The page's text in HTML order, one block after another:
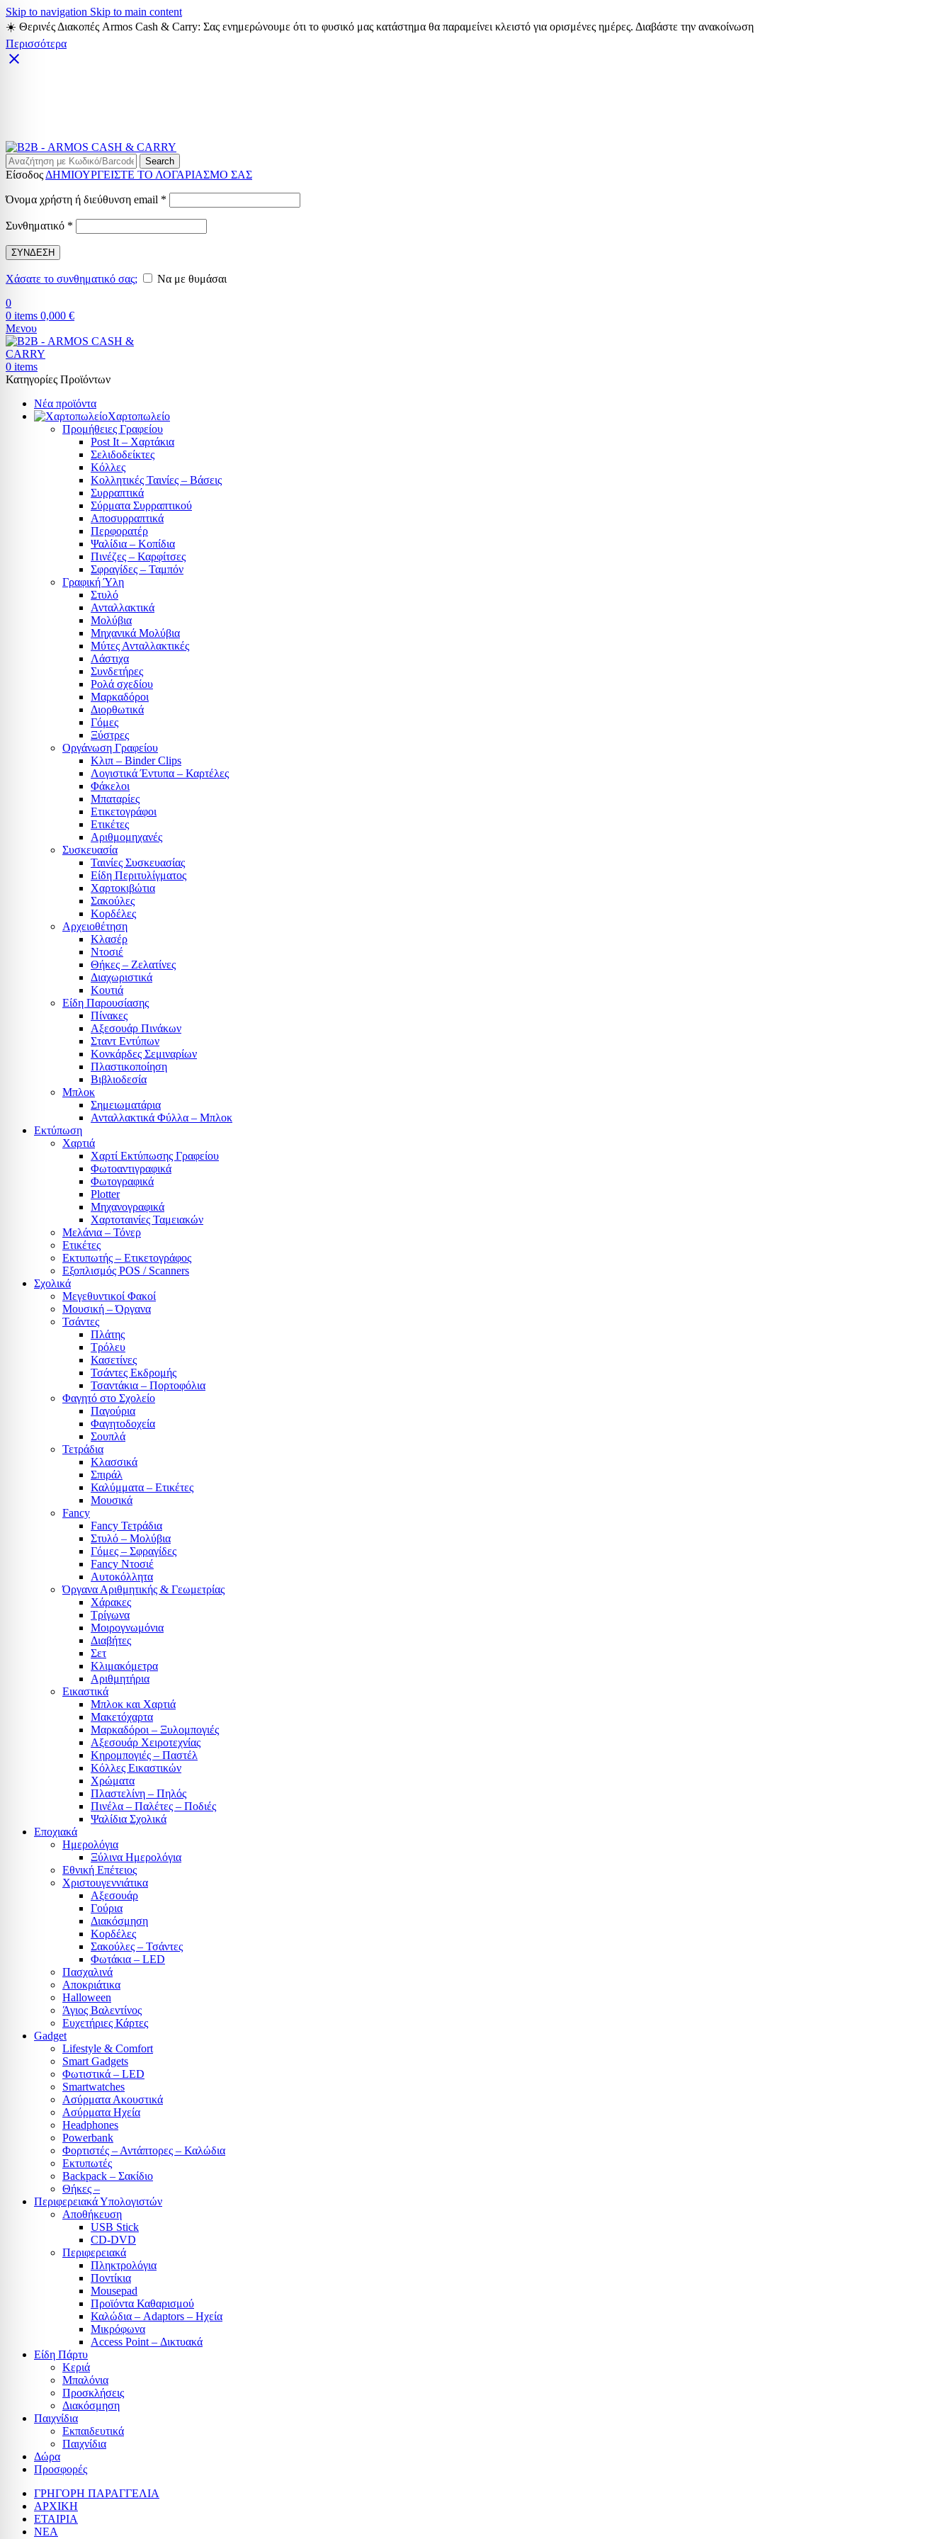
Skip to navigation Skip to main content
☀️ Θερινές Διακοπές Armos Cash & Carry: Σας ενημερώνουμε ότι το φυσικό μας κατάστημα θα παραμείνει κλειστό για ορισμένες ημέρες. Διαβάστε την ανακοίνωση
Περισσότερα
Search
Είσοδος ΔΗΜΙΟΥΡΓΕΙΣΤΕ ΤΟ ΛΟΓΑΡΙΑΣΜΟ ΣΑΣ
Όνομα χρήστη ή διεύθυνση email *
Συνθηματικό *
ΣΥΝΔΕΣΗ
Χάσατε το συνθηματικό σας;
Να με θυμάσαι
0
0 items 0,000 €
Μενου
0 items
Κατηγορίες Προϊόντων
Νέα προϊόντα
Χαρτοπωλείο
Προμήθειες Γραφείου
Post It – Χαρτάκια
Σελιδοδείκτες
Κόλλες
Κολλητικές Ταινίες – Βάσεις
Συρραπτικά
Σύρματα Συρραπτικού
Αποσυρραπτικά
Περφορατέρ
Ψαλίδια – Κοπίδια
Πινέζες – Καρφίτσες
Σφραγίδες – Ταμπόν
Γραφική Ύλη
Στυλό
Ανταλλακτικά
Μολύβια
Μηχανικά Μολύβια
Μύτες Ανταλλακτικές
Λάστιχα
Συνδετήρες
Ρολά σχεδίου
Μαρκαδόροι
Διορθωτικά
Γόμες
Ξύστρες
Οργάνωση Γραφείου
Κλιπ – Binder Clips
Λογιστικά Έντυπα – Καρτέλες
Φάκελοι
Μπαταρίες
Ετικετογράφοι
Ετικέτες
Αριθμομηχανές
Συσκευασία
Ταινίες Συσκευασίας
Είδη Περιτυλίγματος
Χαρτοκιβώτια
Σακούλες
Κορδέλες
Αρχειοθέτηση
Κλασέρ
Ντοσιέ
Θήκες – Ζελατίνες
Διαχωριστικά
Κουτιά
Είδη Παρουσίασης
Πίνακες
Αξεσουάρ Πινάκων
Σταντ Εντύπων
Κονκάρδες Σεμιναρίων
Πλαστικοποίηση
Βιβλιοδεσία
Μπλοκ
Σημειωματάρια
Ανταλλακτικά Φύλλα – Μπλοκ
Εκτύπωση
Χαρτιά
Χαρτί Εκτύπωσης Γραφείου
Φωτοαντιγραφικά
Φωτογραφικά
Plotter
Μηχανογραφικά
Χαρτοταινίες Ταμειακών
Μελάνια – Τόνερ
Ετικέτες
Εκτυπωτής – Ετικετογράφος
Εξοπλισμός POS / Scanners
Σχολικά
Μεγεθυντικοί Φακοί
Μουσική – Όργανα
Τσάντες
Πλάτης
Τρόλευ
Κασετίνες
Τσάντες Εκδρομής
Τσαντάκια – Πορτοφόλια
Φαγητό στο Σχολείο
Παγούρια
Φαγητοδοχεία
Σουπλά
Τετράδια
Κλασσικά
Σπιράλ
Καλύμματα – Ετικέτες
Μουσικά
Fancy
Fancy Τετράδια
Στυλό – Μολύβια
Γόμες – Σφραγίδες
Fancy Ντοσιέ
Αυτοκόλλητα
Όργανα Αριθμητικής & Γεωμετρίας
Χάρακες
Τρίγωνα
Mοιρογνωμόνια
Διαβήτες
Σετ
Κλιμακόμετρα
Αριθμητήρια
Εικαστικά
Μπλοκ και Χαρτιά
Μακετόχαρτα
Μαρκαδόροι – Ξυλομπογιές
Αξεσουάρ Χειροτεχνίας
Κηρομπογιές – Παστέλ
Κόλλες Εικαστικών
Χρώματα
Πλαστελίνη – Πηλός
Πινέλα – Παλέτες – Ποδιές
Ψαλίδια Σχολικά
Εποχιακά
Ημερολόγια
Ξύλινα Ημερολόγια
Εθνική Επέτειος
Χριστουγεννιάτικα
Αξεσουάρ
Γούρια
Διακόσμηση
Κορδέλες
Σακούλες – Τσάντες
Φωτάκια – LED
Πασχαλινά
Αποκριάτικα
Halloween
Άγιος Βαλεντίνος
Ευχετήριες Κάρτες
Gadget
Lifestyle & Comfort
Smart Gadgets
Φωτιστικά – LED
Smartwatches
Ασύρματα Ακουστικά
Ασύρματα Ηχεία
Headphones
Powerbank
Φορτιστές – Αντάπτορες – Καλώδια
Εκτυπωτές
Backpack – Σακίδιο
Θήκες –
Περιφερειακά Υπολογιστών
Αποθήκευση
USB Stick
CD-DVD
Περιφερειακά
Πληκτρολόγια
Ποντίκια
Mousepad
Προϊόντα Καθαρισμού
Καλώδια – Adaptors – Ηχεία
Μικρόφωνα
Access Point – Δικτυακά
Είδη Πάρτυ
Κεριά
Μπαλόνια
Προσκλήσεις
Διακόσμηση
Παιχνίδια
Εκπαιδευτικά
Παιχνίδια
Δώρα
Προσφορές
ΓΡΗΓΟΡΗ ΠΑΡΑΓΓΕΛΙΑ
ΑΡΧΙΚΗ
ΕΤΑΙΡΙΑ
ΝΕΑ